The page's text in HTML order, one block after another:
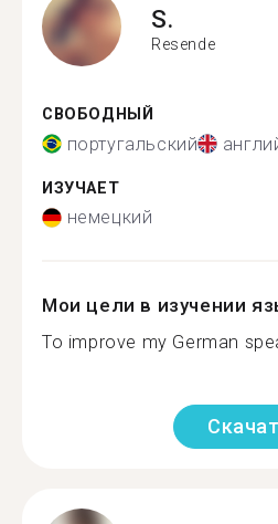
S.
Resende
СВОБОДНЫЙ
португальский
ИЗУЧАЕТ
немецкий
Мои цели в изучении
To improve my German